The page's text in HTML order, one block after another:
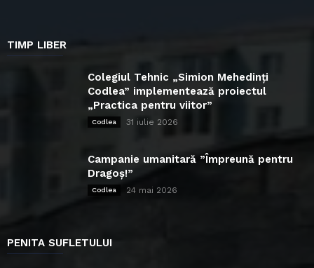
TIMP LIBER
Colegiul Tehnic „Simion Mehedinți
Codlea” implementează proiectul
„Practica pentru viitor”
Codlea 31 iulie 2026
Campanie umanitară ”Împreună pentru
Dragoș!”
Codlea 24 mai 2026
PENITA SUFLETULUI